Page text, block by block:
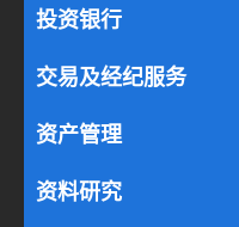
投资银行
交易及经纪服务
资产管理
资料研究